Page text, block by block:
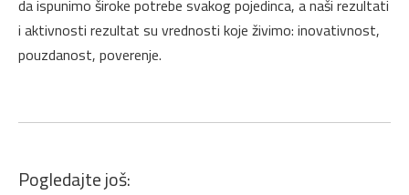
da ispunimo široke potrebe svakog pojedinca, a naši rezultati
i aktivnosti rezultat su vrednosti koje živimo: inovativnost,
pouzdanost, poverenje.
Pogledajte još: